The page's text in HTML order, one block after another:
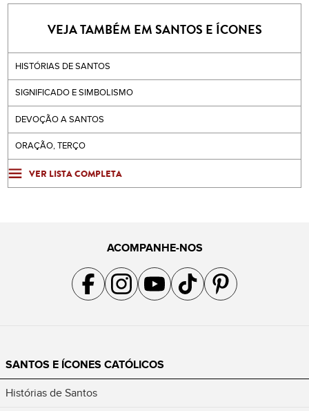
VEJA TAMBÉM EM SANTOS E ÍCONES
HISTÓRIAS DE SANTOS
SIGNIFICADO E SIMBOLISMO
DEVOÇÃO A SANTOS
ORAÇÃO, TERÇO
VER LISTA COMPLETA
ACOMPANHE-NOS
Acompanhe a gente no Facebook
Acompanhe a gente no Instagram
Acompanhe a gente no YouTube
Acompanhe a gente no TikTok
Acompanhe a gente no
SANTOS E ÍCONES CATÓLICOS
Histórias de Santos